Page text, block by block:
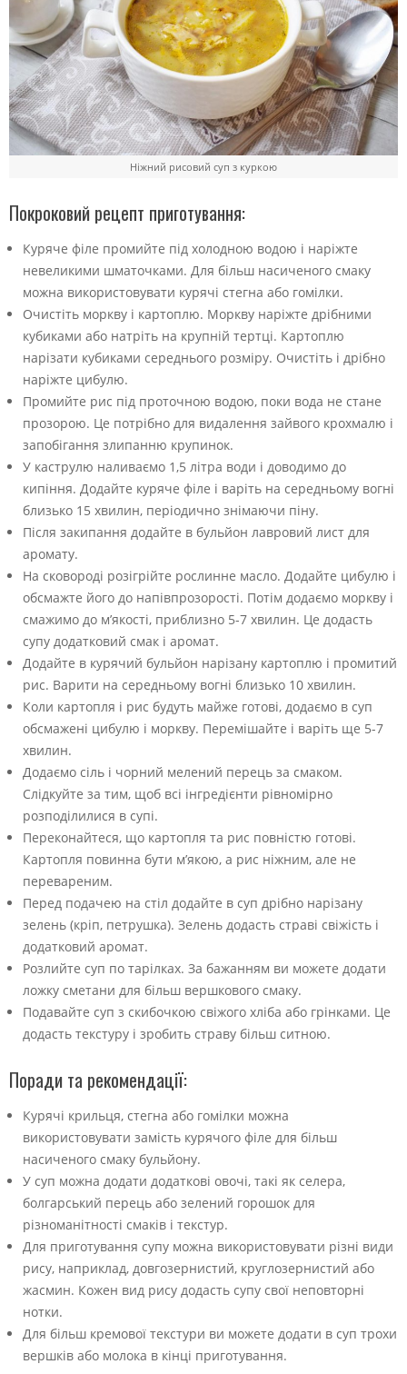
Ніжний рисовий суп з куркою
Покроковий рецепт приготування:
Куряче філе промийте під холодною водою і наріжте
невеликими шматочками. Для більш насиченого смаку
можна використовувати курячі стегна або гомілки.
Очистіть моркву і картоплю. Моркву наріжте дрібними
кубиками або натріть на крупній тертці. Картоплю
нарізати кубиками середнього розміру. Очистіть і дрібно
наріжте цибулю.
Промийте рис під проточною водою, поки вода не стане
прозорою. Це потрібно для видалення зайвого крохмалю і
запобігання злипанню крупинок.
У каструлю наливаємо 1,5 літра води і доводимо до
кипіння. Додайте куряче філе і варіть на середньому вогні
близько 15 хвилин, періодично знімаючи піну.
Після закипання додайте в бульйон лавровий лист для
аромату.
На сковороді розігрійте рослинне масло. Додайте цибулю і
обсмажте його до напівпрозорості. Потім додаємо моркву і
смажимо до м’якості, приблизно 5-7 хвилин. Це додасть
супу додатковий смак і аромат.
Додайте в курячий бульйон нарізану картоплю і промитий
рис. Варити на середньому вогні близько 10 хвилин.
Коли картопля і рис будуть майже готові, додаємо в суп
обсмажені цибулю і моркву. Перемішайте і варіть ще 5-7
хвилин.
Додаємо сіль і чорний мелений перець за смаком.
Слідкуйте за тим, щоб всі інгредієнти рівномірно
розподілилися в супі.
Переконайтеся, що картопля та рис повністю готові.
Картопля повинна бути м’якою, а рис ніжним, але не
перевареним.
Перед подачею на стіл додайте в суп дрібно нарізану
зелень (кріп, петрушка). Зелень додасть страві свіжість і
додатковий аромат.
Розлийте суп по тарілках. За бажанням ви можете додати
ложку сметани для більш вершкового смаку.
Подавайте суп з скибочкою свіжого хліба або грінками. Це
додасть текстуру і зробить страву більш ситною.
Поради та рекомендації:
Курячі крильця, стегна або гомілки можна
використовувати замість курячого філе для більш
насиченого смаку бульйону.
У суп можна додати додаткові овочі, такі як селера,
болгарський перець або зелений горошок для
різноманітності смаків і текстур.
Для приготування супу можна використовувати різні види
рису, наприклад, довгозернистий, круглозернистий або
жасмин. Кожен вид рису додасть супу свої неповторні
нотки.
Для більш кремової текстури ви можете додати в суп трохи
вершків або молока в кінці приготування.